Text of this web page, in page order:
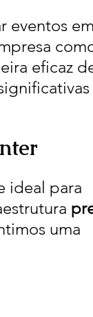
eventos em
eficaz
ideal para
uma